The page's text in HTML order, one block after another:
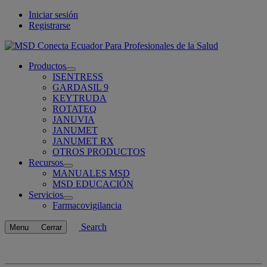
Iniciar sesión
Registrarse
Para Profesionales de la Salud
Productos
Open
submenu
ISENTRESS
GARDASIL 9
KEYTRUDA
ROTATEQ
JANUVIA
JANUMET
JANUMET RX
OTROS PRODUCTOS
Recursos
Open
submenu
MANUALES MSD
MSD EDUCACIÓN
Servicios
Open
submenu
Farmacovigilancia
Menu Cerrar Search